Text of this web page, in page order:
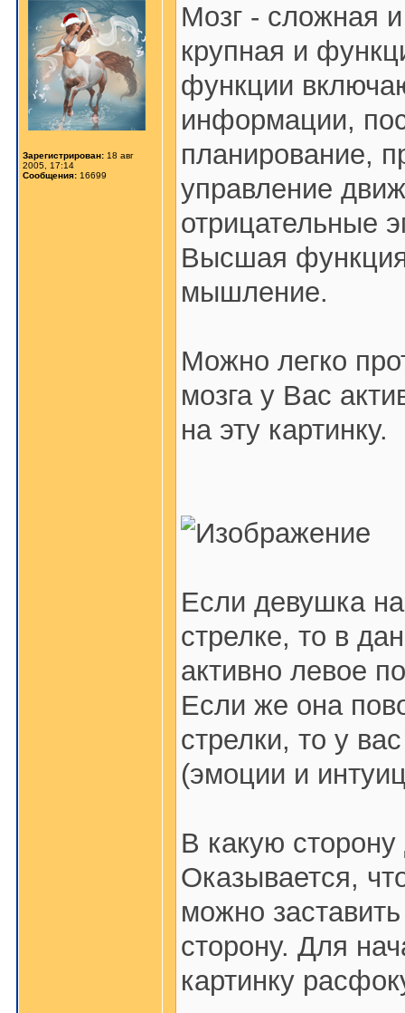
Зарегистрирован: 18 авг
2005, 17:14
Сообщения: 16699
Мозг - сложная
крупная и
функции
информации,
планирование,
управление
отрицательные
Высшая
мышление.
Можно легко
мозга у Вас
на эту картинку.
Если девушка
стрелке, то в
активно левое
Если же она
стрелки, то у
(эмоции и
В какую
Оказывается,
можно
сторону. Для
картинку